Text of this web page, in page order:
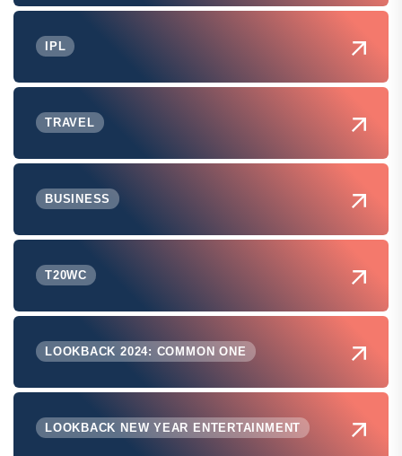
IPL
TRAVEL
BUSINESS
T20WC
LOOKBACK 2024: COMMON ONE
LOOKBACK NEW YEAR ENTERTAINMENT